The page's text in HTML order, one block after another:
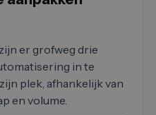
er grofweg drie
in te
plek, afhankelijk van
en volume.